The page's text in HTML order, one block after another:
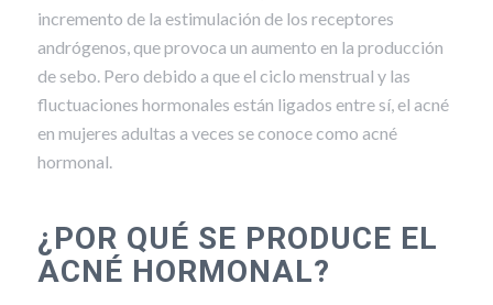
incremento de la estimulación de los receptores
andrógenos, que provoca un aumento en la producción
de sebo. Pero debido a que el ciclo menstrual y las
fluctuaciones hormonales están ligados entre sí, el acné
en mujeres adultas a veces se conoce como acné
hormonal.
¿POR QUÉ SE PRODUCE EL
ACNÉ HORMONAL?